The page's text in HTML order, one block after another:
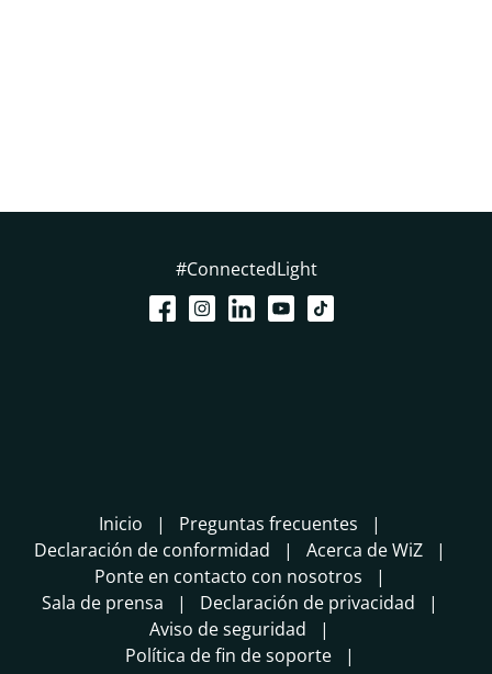
#ConnectedLight
Inicio
Preguntas frecuentes
Declaración de conformidad
Acerca de WiZ
Ponte en contacto con nosotros
Sala de prensa
Declaración de privacidad
Aviso de seguridad
Política de fin de soporte